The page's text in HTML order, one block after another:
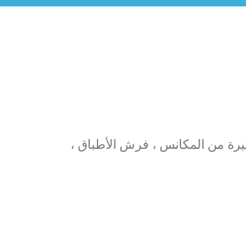
من المكانس ، فرش الأطباق ،